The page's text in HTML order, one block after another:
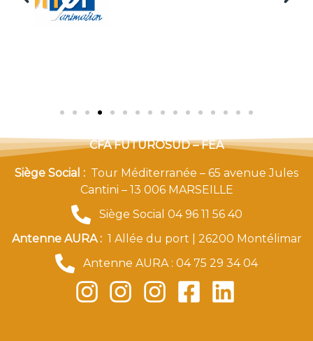
CFA FUTUROSUD – FEA
Siège Social : Tour Méditerranée – 65 avenue Jules
Cantini – 13 006 MARSEILLE
Siège Social 04 96 11 56 40
Antenne AURA : 1 Allée du port | 26200 Montélimar
Antenne AURA : 04 75 29 34 04